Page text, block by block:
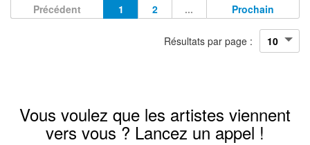
Précédent 1 2 ... Prochain
Résultats par page :
Vous voulez que les artistes viennent
vers vous ? Lancez un appel !